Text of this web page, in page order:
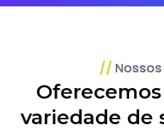
variedade de